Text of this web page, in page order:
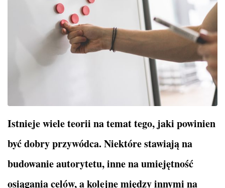
Istnieje wiele teorii na temat tego, jaki powinien
być dobry przywódca. Niektóre stawiają na
budowanie autorytetu, inne na umiejętność
osiągania celów, a kolejne między innymi na